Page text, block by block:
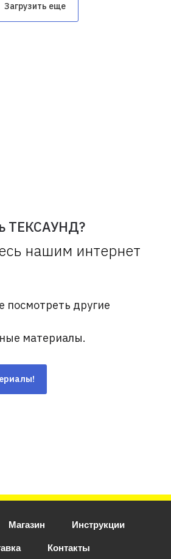
Загрузить еще
ТЕКСАУНД?
нашим интернет
другие
материалы.
Магазин Инструкции
Контакты